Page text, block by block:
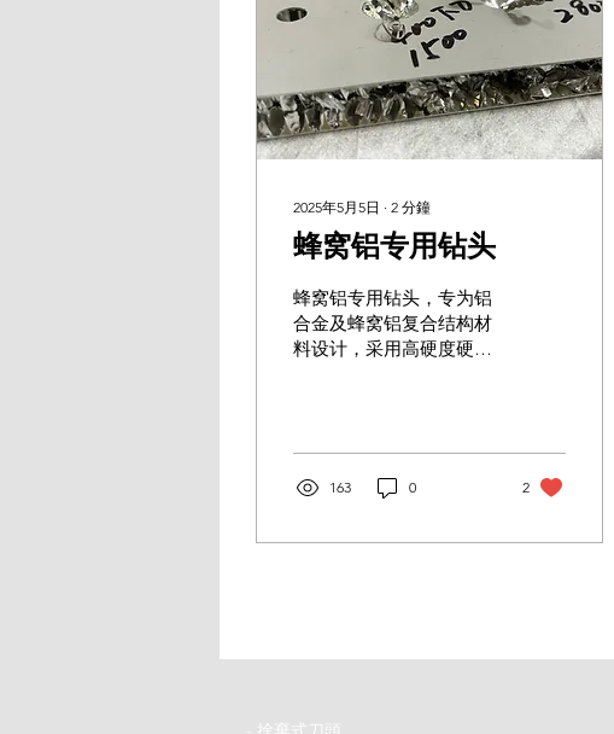
2025年5月5日 ∙ 2 分鐘
蜂窝铝专用钻头
蜂窝铝专用钻头，专为铝
合金及蜂窝铝复合结构材
料设计，采用高硬度硬质
提升切削效率、降低加工
温升，并保护蜂窝结构的
完整性
163 0 2